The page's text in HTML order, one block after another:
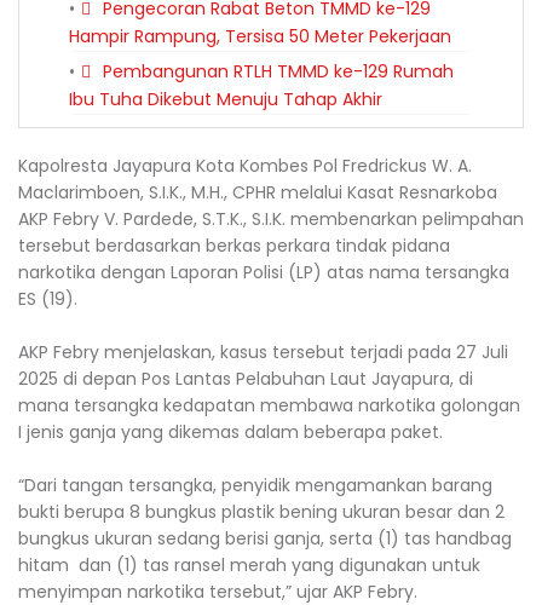
Pengecoran Rabat Beton TMMD ke-129
Hampir Rampung, Tersisa 50 Meter Pekerjaan
Pembangunan RTLH TMMD ke-129 Rumah
Ibu Tuha Dikebut Menuju Tahap Akhir
Kapolresta Jayapura Kota Kombes Pol Fredrickus W. A.
Maclarimboen, S.I.K., M.H., CPHR melalui Kasat Resnarkoba
AKP Febry V. Pardede, S.T.K., S.I.K. membenarkan pelimpahan
tersebut berdasarkan berkas perkara tindak pidana
narkotika dengan Laporan Polisi (LP) atas nama tersangka
ES (19).
AKP Febry menjelaskan, kasus tersebut terjadi pada 27 Juli
2025 di depan Pos Lantas Pelabuhan Laut Jayapura, di
mana tersangka kedapatan membawa narkotika golongan
I jenis ganja yang dikemas dalam beberapa paket.
“Dari tangan tersangka, penyidik mengamankan barang
bukti berupa 8 bungkus plastik bening ukuran besar dan 2
bungkus ukuran sedang berisi ganja, serta (1) tas handbag
hitam dan (1) tas ransel merah yang digunakan untuk
menyimpan narkotika tersebut,” ujar AKP Febry.